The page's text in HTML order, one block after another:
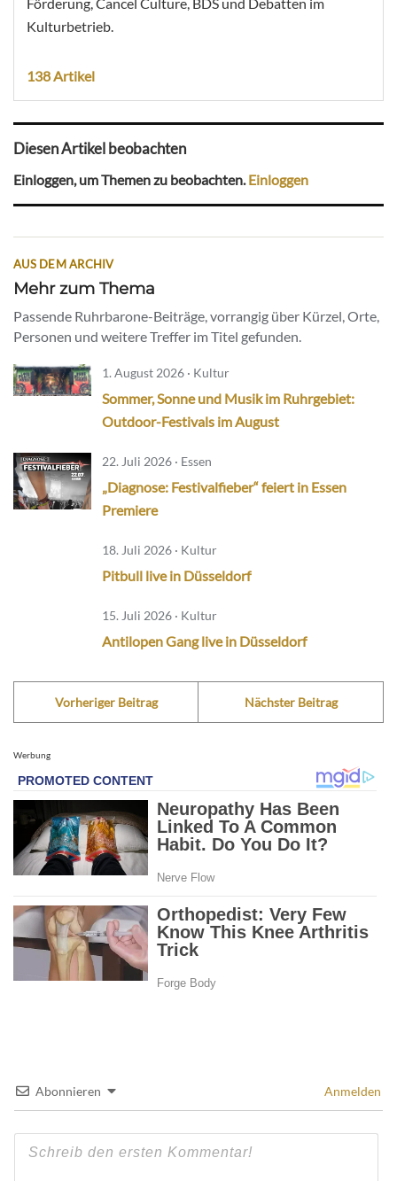
Kulturbetrieb.
138 Artikel
Diesen Artikel beobachten
Einloggen, um Themen zu beobachten.Einloggen
AUS DEM ARCHIV
Mehr zum Thema
Passende Ruhrbarone-Beiträge, vorrangig über Kürzel, Orte,
Personen und weitere Treffer im Titel gefunden.
1. August 2026 · Kultur
Sommer, Sonne und Musik im Ruhrgebiet:
Outdoor-Festivals im August
22. Juli 2026 · Essen
„Diagnose: Festivalfieber“ feiert in Essen
Premiere
18. Juli 2026 · Kultur
Pitbull live in Düsseldorf
15. Juli 2026 · Kultur
Antilopen Gang live in Düsseldorf
Vorheriger Beitrag Nächster Beitrag
Werbung
Abonnieren Anmelden